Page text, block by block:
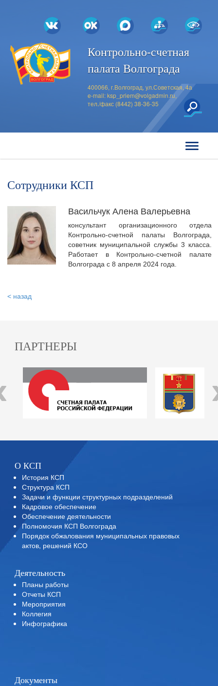
Контрольно-счетная
палата Волгограда
400066, г.Волгоград, ул.Советская, 4а
e-mail:ksp_priem@volgadmin.ru,
тел./факс (8442) 38-36-35
Сотрудники КСП
Васильчук Алена Валерьевна
консультант организационного отдела
Контрольно-счетной палаты Волгограда,
советник муниципальной службы 3 класса.
Работает в Контрольно-счетной палате
Волгограда с 8 апреля 2024 года.
< назад
ПАРТНЕРЫ
О КСП
История КСП
Структура КСП
Задачи и функции структурных подразделений
Кадровое обеспечение
Обеспечение деятельности
Полномочия КСП Волгограда
Порядок обжалования муниципальных правовых
актов, решений КСО
Деятельность
Планы работы
Отчеты КСП
Мероприятия
Коллегия
Инфографика
Документы